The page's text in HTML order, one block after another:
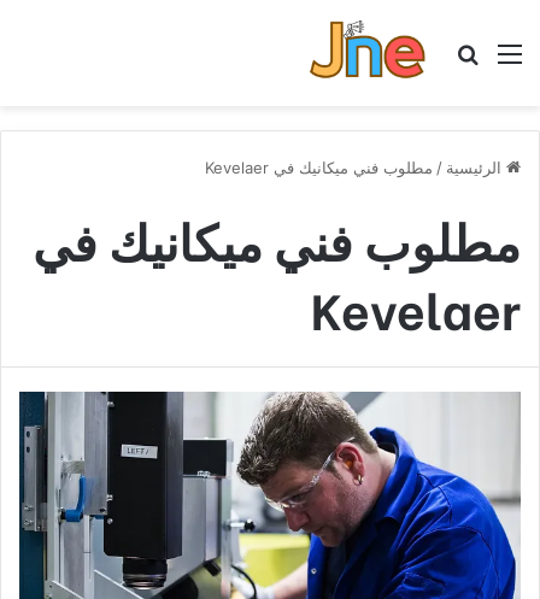
القائمة بحث عن
الرئيسية / مطلوب فني ميكانيك في Kevelaer
مطلوب فني ميكانيك في
Kevelaer